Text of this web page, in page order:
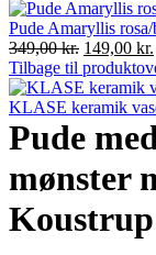
Pude Amaryllis
349,00kr. Oprindelig
pris
var:
349,00 kr..
149,00 kr.
Tilbage til
KLASE keramik
Pude
mønster
Koustrup